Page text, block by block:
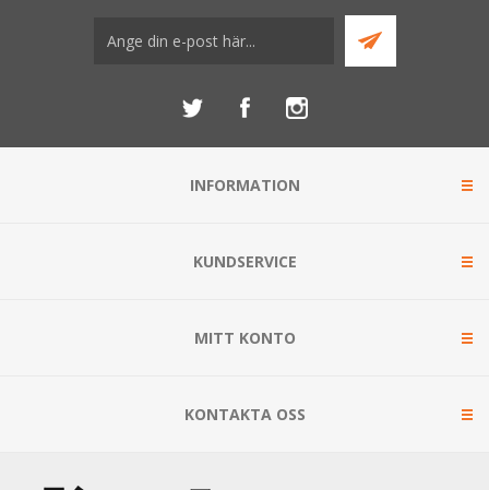
INFORMATION
KUNDSERVICE
MITT KONTO
KONTAKTA OSS